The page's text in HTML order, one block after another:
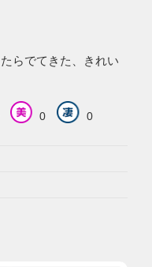
らでてきた、きれい
0 0